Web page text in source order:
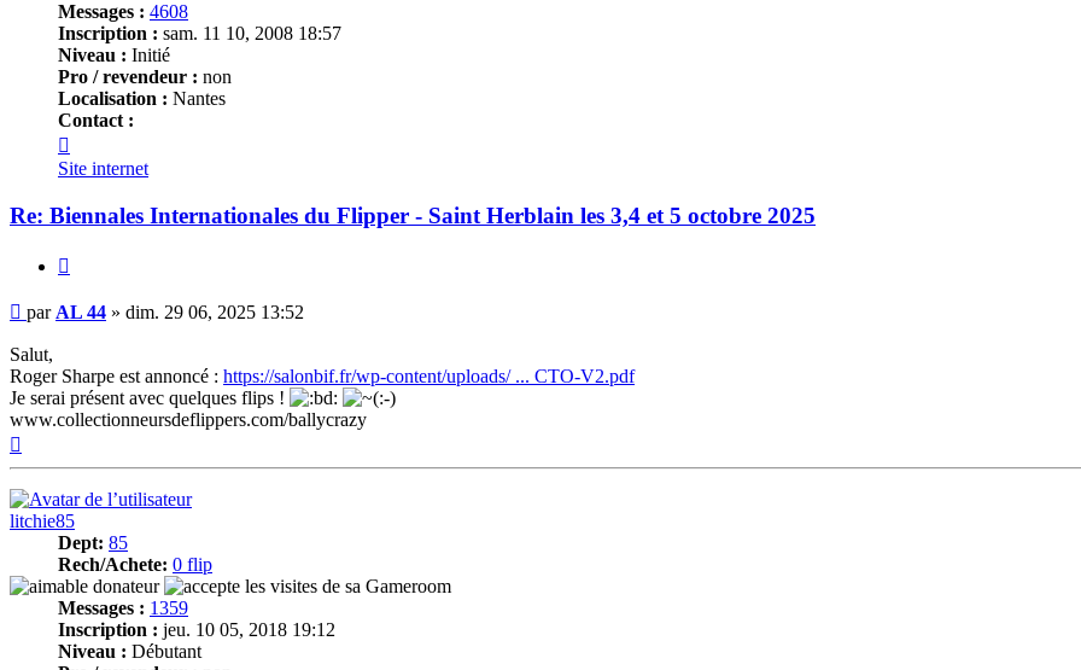
Messages : 4608
Inscription : sam. 11 10, 2008 18:57
Niveau : Initié
Pro / revendeur : non
Localisation : Nantes
Contact :
AL
44
Site internet
Re: Biennales Internationales du Flipper - Saint Herblain les 3,4 et 5 octobre 2025
Message
par AL 44 » dim. 29 06, 2025 13:52
Salut,
Roger Sharpe est annoncé : https://salonbif.fr/wp-content/uploads/ ... CTO-V2.pdf
Je serai présent avec quelques flips !
www.collectionneursdeflippers.com/ballycrazy
litchie85
Dept: 85
Rech/Achete: 0 flip
Messages : 1359
Inscription : jeu. 10 05, 2018 19:12
Niveau : Débutant